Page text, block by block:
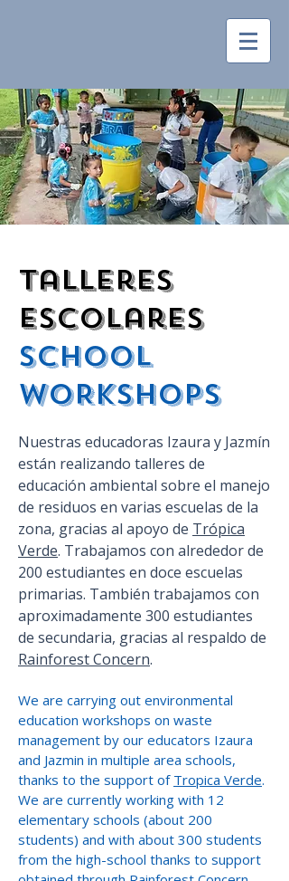
talleres
escolares
SCHOOL
WORKSHOPS
Nuestras educadoras Izaura y Jazmín
están realizando talleres de
educación ambiental sobre el manejo
de residuos en varias escuelas de la
zona, gracias al apoyo de Trópica
Verde. Trabajamos con alrededor de
200 estudiantes en doce escuelas
primarias. También trabajamos con
aproximadamente 300 estudiantes
de secundaria, gracias al respaldo de
Rainforest Concern.
We are carrying out environmental
education workshops on waste
management by our educators Izaura
and Jazmin in multiple area schools,
thanks to the support of Tropica Verde.
We are currently working with 12
elementary schools (about 200
students) and with about 300 students
from the high-school thanks to support